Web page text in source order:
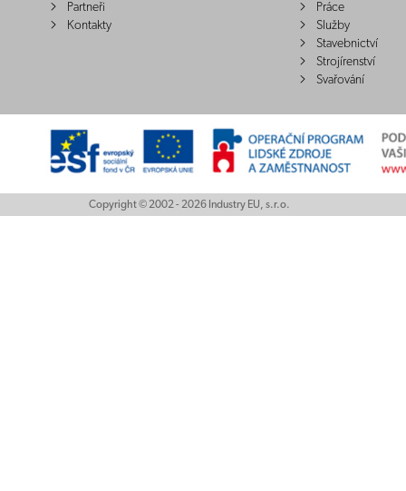
Partneři
Kontakty
Práce
Služby
Stavebnictví
Strojírenství
Svařování
Copyright © 2002 - 2026 Industry EU, s.r.o.